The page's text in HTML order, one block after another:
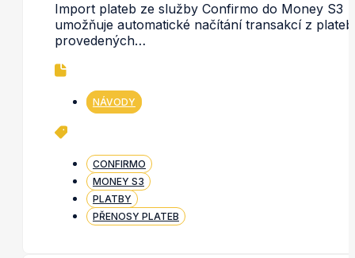
Import plateb ze služby Confirmo do Money S3
umožňuje automatické načítání transakcí z plateb
provedených…
NÁVODY
CONFIRMO
MONEY S3
PLATBY
PŘENOSY PLATEB